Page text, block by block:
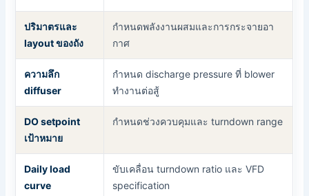
ปริมาตรและ
layout ของถัง
กำหนดพลังงานผสมและการกระจายอา
กาศ
ความลึก
diffuser
กำหนด discharge pressure ที่ blower
ทำงานต่อสู้
DO setpoint
เป้าหมาย
กำหนดช่วงควบคุมและ turndown range
Daily load
curve
ขับเคลื่อน turndown ratio และ VFD
specification